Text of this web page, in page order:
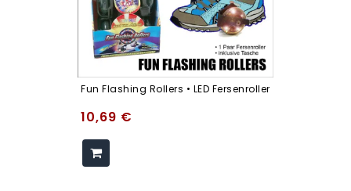
Fun Flashing Rollers • LED Fersenroller
10,69 €